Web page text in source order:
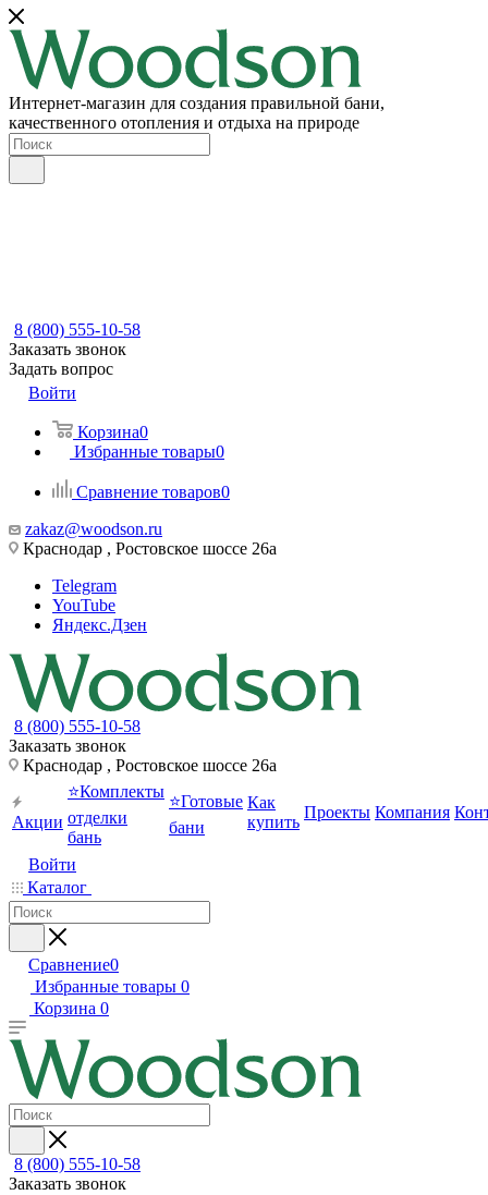
Интернет-магазин для создания правильной бани,
качественного отопления и отдыха на природе
8 (800) 555-10-58
Заказать звонок
Задать вопрос
Войти
Корзина0
Избранные товары0
Сравнение товаров0
zakaz@woodson.ru
Краснодар , Ростовское шоссе 26а
Telegram
YouTube
Яндекс.Дзен
8 (800) 555-10-58
Заказать звонок
Краснодар , Ростовское шоссе 26а
Акции
⭐Комплекты
отделки
бань
⭐Готовые
бани
Как
купить
Проекты Компания
Войти
Каталог
Сравнение0
Избранные товары 0
Корзина 0
8 (800) 555-10-58
Заказать звонок